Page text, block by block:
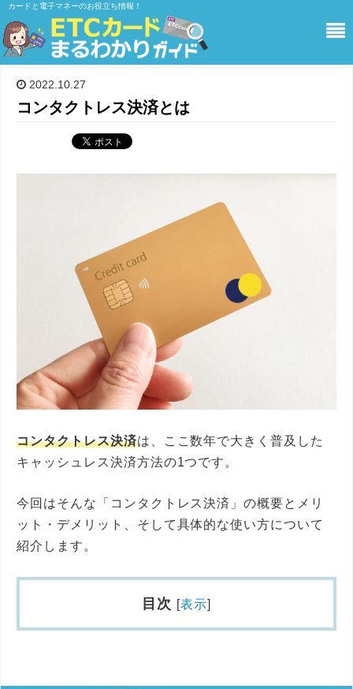
カードと電子マネーのお役立ち情報！
PR
2022.10.27
コンタクトレス決済とは
コンタクトレス決済は、ここ数年で大きく普及した
キャッシュレス決済方法の1つです。
今回はそんな「コンタクトレス決済」の概要とメリ
ット・デメリット、そして具体的な使い方について
紹介します。
目次 [表示]